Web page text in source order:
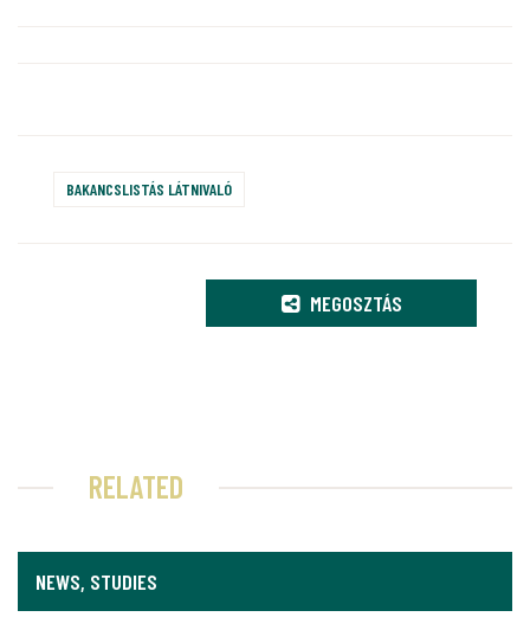
BAKANCSLISTÁS LÁTNIVALÓ
MEGOSZTÁS
RELATED
NEWS, STUDIES